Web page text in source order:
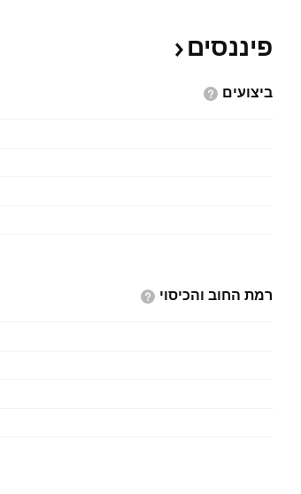
פיננסים
ביצועים
רמת החוב והכיסוי